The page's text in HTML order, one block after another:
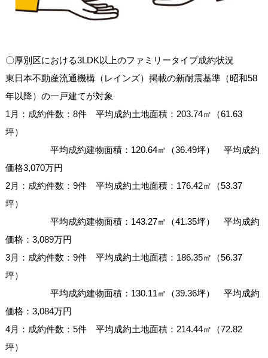
〇厚別区における3LDK以上のファミリータイプ成約状況
東日本不動産流通機構（レインズ）掲載の新耐震基準（昭和58
年以降）の一戸建てが対象
1月：成約件数：8件 平均成約土地面積：203.74㎡（61.63
坪）
平均成約建物面積：120.64㎡（36.49坪） 平均成約
価格3,070万円
2月：成約件数：9件 平均成約土地面積：176.42㎡（53.37
坪）
平均成約建物面積：143.27㎡（41.35坪） 平均成約
価格：3,089万円
3月：成約件数：9件 平均成約土地面積：186.35㎡（56.37
坪）
平均成約建物面積：130.11㎡（39.36坪） 平均成約
価格：3,084万円
4月：成約件数：5件 平均成約土地面積：214.44㎡（72.82
坪）